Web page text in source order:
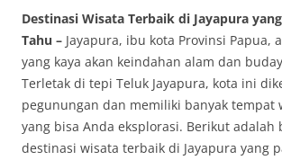
Destinasi Wisata Terbaik di Jayapura
Tahu – Jayapura, ibu kota Provinsi Papua,
yang kaya akan keindahan alam dan
Terletak di tepi Teluk Jayapura, kota ini
pegunungan dan memiliki banyak tempat
yang bisa Anda eksplorasi. Berikut adalah
destinasi wisata terbaik di Jayapura yang